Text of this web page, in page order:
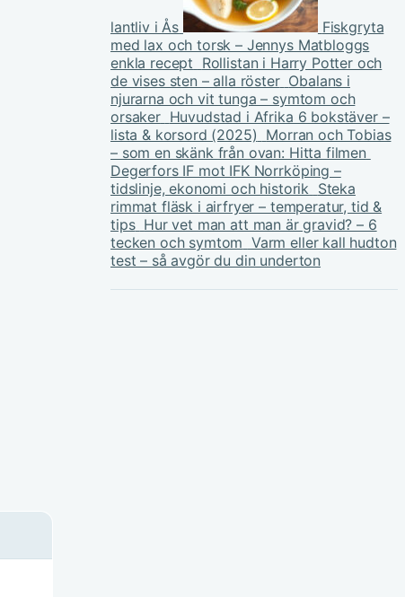
lantliv i Ås
Fiskgryta
med lax och torsk – Jennys Matbloggs
enkla recept Rollistan i Harry Potter och
de vises sten – alla röster Obalans i
njurarna och vit tunga – symtom och
orsaker Huvudstad i Afrika 6 bokstäver –
lista & korsord (2025) Morran och Tobias
– som en skänk från ovan: Hitta filmen
Degerfors IF mot IFK Norrköping –
tidslinje, ekonomi och historik Steka
rimmat fläsk i airfryer – temperatur, tid &
tips Hur vet man att man är gravid? – 6
tecken och symtom Varm eller kall hudton
test – så avgör du din underton